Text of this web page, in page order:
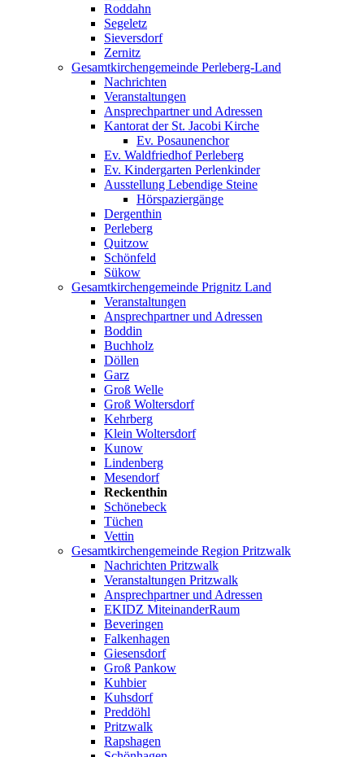
Roddahn
Segeletz
Sieversdorf
Zernitz
Gesamtkirchengemeinde Perleberg-Land
Nachrichten
Veranstaltungen
Ansprechpartner und Adressen
Kantorat der St. Jacobi Kirche
Ev. Posaunenchor
Ev. Waldfriedhof Perleberg
Ev. Kindergarten Perlenkinder
Ausstellung Lebendige Steine
Hörspaziergänge
Dergenthin
Perleberg
Quitzow
Schönfeld
Sükow
Gesamtkirchengemeinde Prignitz Land
Veranstaltungen
Ansprechpartner und Adressen
Boddin
Buchholz
Döllen
Garz
Groß Welle
Groß Woltersdorf
Kehrberg
Klein Woltersdorf
Kunow
Lindenberg
Mesendorf
Reckenthin
Schönebeck
Tüchen
Vettin
Gesamtkirchengemeinde Region Pritzwalk
Nachrichten Pritzwalk
Veranstaltungen Pritzwalk
Ansprechpartner und Adressen
EKIDZ MiteinanderRaum
Beveringen
Falkenhagen
Giesensdorf
Groß Pankow
Kuhbier
Kuhsdorf
Preddöhl
Pritzwalk
Rapshagen